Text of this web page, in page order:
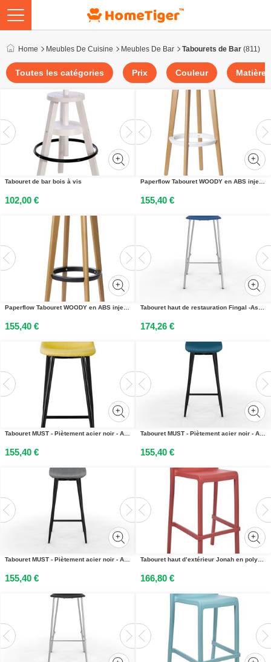
Home Meubles De Cuisine Meubles De Bar Tabourets de Bar (811)
Toutes les catégories Prix Couleur Matière
Tabouret de bar bois à vis
102,00 €
Paperflow Tabouret WOODY en ABS injecté - Piètement hêtre massif - Assise Blanc
155,40 €
Paperflow Tabouret WOODY en ABS injecté - Piètement hêtre massif - Assise Noir
155,40 €
Tabouret haut de restauration Fingal -Assise polypropylène Bleu
174,26 €
Tabouret MUST - Piètement acier noir - Assise tissu 100% polyester Jaune
155,40 €
Tabouret MUST - Piètement acier noir - Assise tissu 100% polyester Bleu
155,40 €
Tabouret MUST - Piètement acier noir - Assise tissu 100% polyester Gris
155,40 €
Tabouret haut d’extérieur Jonah en polypropylène recyclable – Rouge
166,80 €